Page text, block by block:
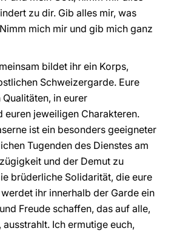
zu dir. Gib alles mir, was
mich mir und gib mich ganz
bildet ihr ein Korps,
Schweizergarde. Eure
in eurer
euren jeweiligen Charakteren.
ist ein besonders geeigneter
Tugenden des Dienstes am
und der Demut zu
brüderliche Solidarität, die eure
ihr innerhalb der Garde ein
Freude schaffen, das auf alle,
Ich ermutige euch,